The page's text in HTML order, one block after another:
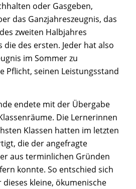
oder Gasgeben,
das Ganzjahreszeugnis, das
zweiten Halbjahres
des ersten. Jeder hat also
im Sommer zu
Pflicht, seinen Leistungsstand
endete mit der Übergabe
Die Lernerinnen
Klassen hatten im letzten
die der angefragte
aus terminlichen Gründen
konnte. So entschied sich
kleine, ökumenische